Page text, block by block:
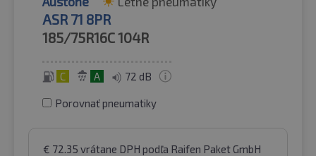
ASR 71 8PR
185/75R16C104R
C A 72 dB
Porovnať pneumatiky
€ 72.35 vrátane DPH podľa Raifen Paket GmbH